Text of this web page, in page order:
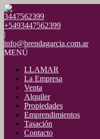
3447562399
+5493447562399
|
info@brendagarcia.com.ar
MENÚ
LLAMAR
La Empresa
Venta
Alquiler
Propiedades
Emprendimientos
Tasación
Contacto